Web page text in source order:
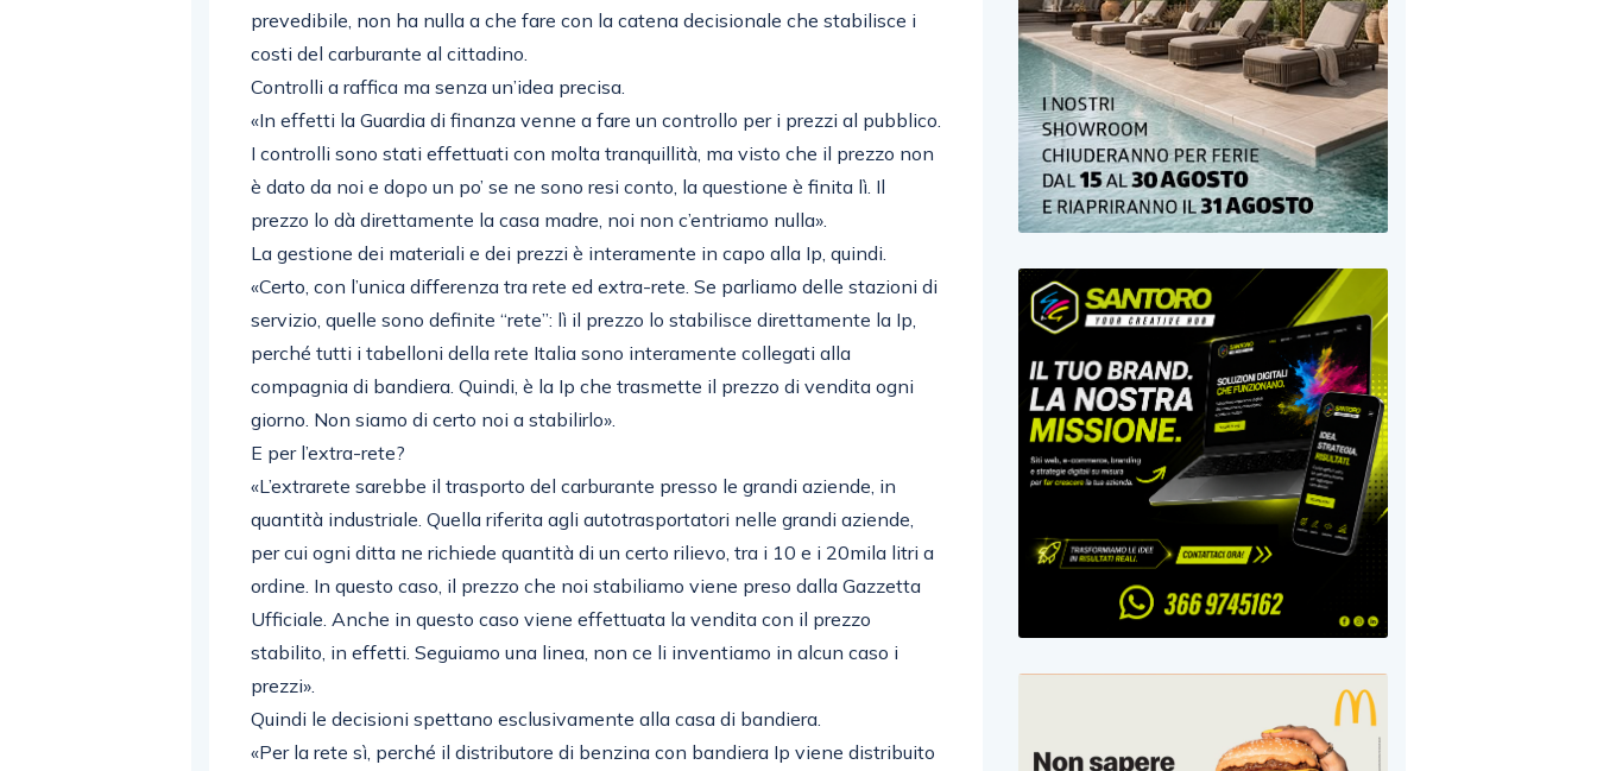
prevedibile, non ha nulla a che fare con la catena decisionale che stabilisce i
costi del carburante al cittadino.
Controlli a raffica ma senza un’idea precisa.
«In effetti la Guardia di finanza venne a fare un controllo per i prezzi al pubblico.
I controlli sono stati effettuati con molta tranquillità, ma visto che il prezzo non
è dato da noi e dopo un po’ se ne sono resi conto, la questione è finita lì. Il
prezzo lo dà direttamente la casa madre, noi non c’entriamo nulla».
La gestione dei materiali e dei prezzi è interamente in capo alla Ip, quindi.
«Certo, con l’unica differenza tra rete ed extra-rete. Se parliamo delle stazioni di
servizio, quelle sono definite “rete”: lì il prezzo lo stabilisce direttamente la Ip,
perché tutti i tabelloni della rete Italia sono interamente collegati alla
compagnia di bandiera. Quindi, è la Ip che trasmette il prezzo di vendita ogni
giorno. Non siamo di certo noi a stabilirlo».
E per l’extra-rete?
«L’extrarete sarebbe il trasporto del carburante presso le grandi aziende, in
quantità industriale. Quella riferita agli autotrasportatori nelle grandi aziende,
per cui ogni ditta ne richiede quantità di un certo rilievo, tra i 10 e i 20mila litri a
ordine. In questo caso, il prezzo che noi stabiliamo viene preso dalla Gazzetta
Ufficiale. Anche in questo caso viene effettuata la vendita con il prezzo
stabilito, in effetti. Seguiamo una linea, non ce li inventiamo in alcun caso i
prezzi».
Quindi le decisioni spettano esclusivamente alla casa di bandiera.
«Per la rete sì, perché il distributore di benzina con bandiera Ip viene distribuito